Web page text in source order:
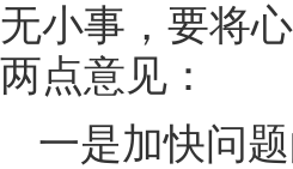
无小事，要将
两点意见：
一是加快问